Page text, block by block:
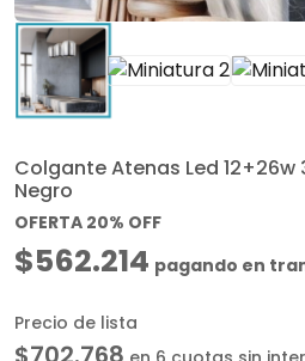
Colgante Atenas Led
Negro
OFERTA 20% OFF
$562.214 pagando en
Precio de lista